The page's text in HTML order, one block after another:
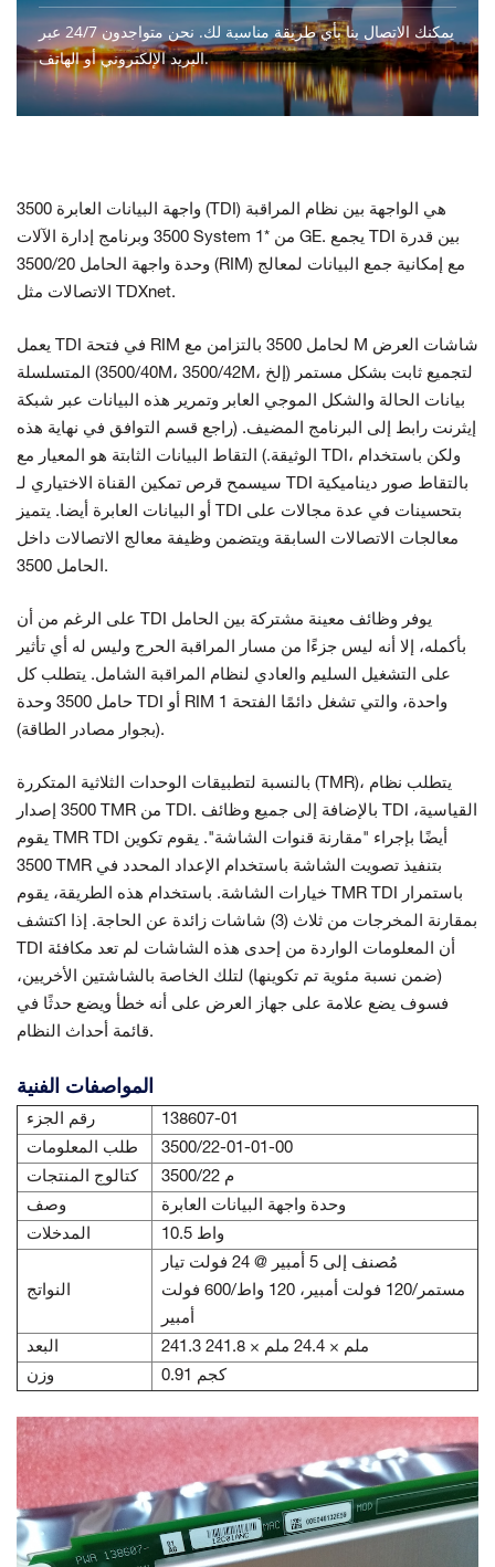
يمكنك الاتصال بنا بأي طريقة مناسبة لك. نحن متواجدون 24/7 عبر
البريد الإلكتروني أو الهاتف.
اتصل بنا
واجهة البيانات العابرة 3500 (TDI) هي الواجهة بين نظام المراقبة
3500 وبرنامج إدارة الآلات System 1* من GE. يجمع TDI بين قدرة
وحدة واجهة الحامل 3500/20 (RIM) مع إمكانية جمع البيانات لمعالج
الاتصالات مثل TDXnet.
يعمل TDI في فتحة RIM لحامل 3500 بالتزامن مع M شاشات العرض
المتسلسلة (3500/40M، 3500/42M، إلخ) لتجميع ثابت بشكل مستمر
بيانات الحالة والشكل الموجي العابر وتمرير هذه البيانات عبر شبكة
إيثرنت رابط إلى البرنامج المضيف. (راجع قسم التوافق في نهاية هذه
الوثيقة.) التقاط البيانات الثابتة هو المعيار مع TDI، ولكن باستخدام
سيسمح قرص تمكين القناة الاختياري لـ TDI بالتقاط صور ديناميكية
أو
البيانات العابرة أيضا. يتميز TDI بتحسينات في عدة مجالات على
معالجات الاتصالات السابقة ويتضمن وظيفة معالج الاتصالات داخل
الحامل 3500.
على الرغم من أن TDI يوفر وظائف معينة مشتركة بين الحامل
بأكمله، إلا أنه ليس جزءًا من مسار المراقبة الحرج وليس له أي تأثير
على التشغيل السليم والعادي لنظام المراقبة الشامل. يتطلب كل
حامل 3500 وحدة TDI أو RIM واحدة، والتي تشغل دائمًا الفتحة 1
(بجوار مصادر الطاقة).
بالنسبة لتطبيقات الوحدات الثلاثية المتكررة (TMR)، يتطلب نظام
3500 إصدار TMR من TDI. بالإضافة إلى جميع وظائف TDI القياسية،
يقوم TMR TDI أيضًا بإجراء "مقارنة قنوات الشاشة". يقوم تكوين
3500 TMR بتنفيذ تصويت الشاشة باستخدام الإعداد المحدد في
خيارات الشاشة. باستخدام هذه الطريقة، يقوم TMR TDI باستمرار
بمقارنة المخرجات من ثلاث (3) شاشات زائدة عن الحاجة. إذا اكتشف
TDI أن المعلومات الواردة من إحدى هذه الشاشات لم تعد مكافئة
(ضمن نسبة مئوية تم تكوينها) لتلك الخاصة بالشاشتين الأخريين،
فسوف يضع علامة على جهاز العرض على أنه خطأ ويضع حدثًا في
قائمة أحداث النظام.
المواصفات الفنية
رقم الجزء
138607-01
طلب المعلومات
3500/22-01-01-00
كتالوج المنتجات
3500/22 م
وصف
وحدة واجهة البيانات العابرة
المدخلات
10.5 واط
النواتج
مُصنف إلى 5 أمبير @ 24 فولت تيار
مستمر/120 فولت أمبير، 120 واط/600 فولت
أمبير
البعد
241.3 ملم × 24.4 ملم × 241.8
وزن
0.91 كجم